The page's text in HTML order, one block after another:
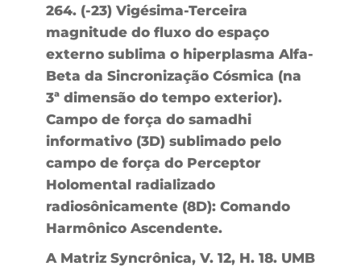
264. (-23) Vigésima-Terceira
magnitude do fluxo do espaço
externo sublima o hiperplasma Alfa-
Beta da Sincronização Cósmica (na
3ª dimensão do tempo exterior).
Campo de força do samadhi
informativo (3D) sublimado pelo
campo de força do Perceptor
Holomental radializado
radiosônicamente (8D): Comando
Harmônico Ascendente.
A Matriz Syncrônica, V. 12, H. 18. UMB